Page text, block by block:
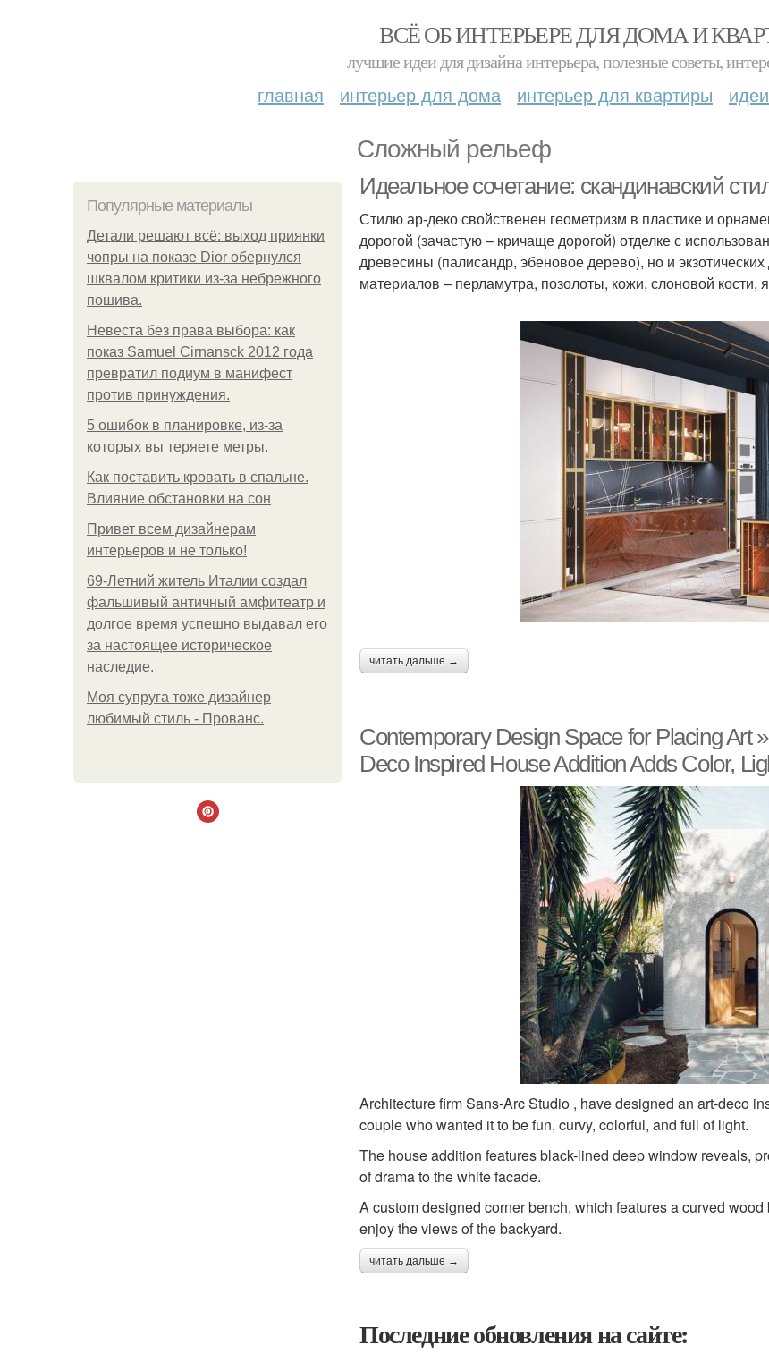
ВСЁ ОБ ИНТЕРЬЕРЕ ДЛЯ ДОМА И
лучшие идеи для дизайна интерьера, полезные советы,
главная интерьер для дома интерьер для квартиры
Сложный рельеф
Популярные материалы
Детали решают всё: выход приянки
чопры на показе Dior обернулся
шквалом критики из-за небрежного
пошива.
Невеста без права выбора: как
показ Samuel Cirnansck 2012 года
превратил подиум в манифест
против принуждения.
5 ошибок в планировке, из-за
которых вы теряете метры.
Как поставить кровать в спальне.
Влияние обстановки на сон
Привет всем дизайнерам
интерьеров и не только!
69-Летний житель Италии создал
фальшивый античный амфитеатр и
долгое время успешно выдавал его
за настоящее историческое
наследие.
Моя супруга тоже дизайнер
любимый стиль - Прованс.
Идеальное сочетание: скандинавский
Стилю ар-деко свойственен геометризм в пластике и
дорогой (зачастую – кричаще дорогой) отделке с
древесины (палисандр, эбеновое дерево), но и
материалов – перламутра, позолоты, кожи, слоновой кости,
читать дальше →
Contemporary Design Space for Placing Art
Deco Inspired House Addition Adds Color,
Architecture firm Sans-Arc Studio , have designed an art-deco
couple who wanted it to be fun, curvy, colorful, and full of light.
The house addition features black-lined deep window reveals,
of drama to the white facade.
A custom designed corner bench, which features a curved
enjoy the views of the backyard.
читать дальше →
Последние обновления на сайте: